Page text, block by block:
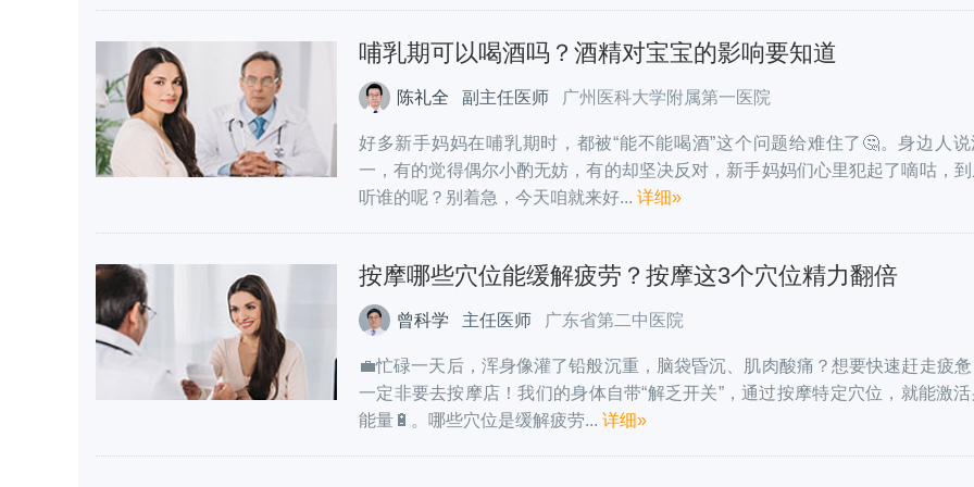
哺乳期可以喝酒吗？酒精对宝宝的影响要知道
陈礼全 副主任医师 广州医科大学附属第一医院
好多新手妈妈在哺乳期时，都被“能不能喝酒”这个问题给难住了🤔。身边人说
一，有的觉得偶尔小酌无妨，有的却坚决反对，新手妈妈们心里犯起了嘀咕，
听谁的呢？别着急，今天咱就来好... 详细»
按摩哪些穴位能缓解疲劳？按摩这3个穴位精力翻倍
曾科学 主任医师 广东省第二中医院
💼忙碌一天后，浑身像灌了铅般沉重，脑袋昏沉、肌肉酸痛？想要快速赶走疲
一定非要去按摩店！我们的身体自带“解乏开关”，通过按摩特定穴位，就能激
能量🔋。哪些穴位是缓解疲劳... 详细»